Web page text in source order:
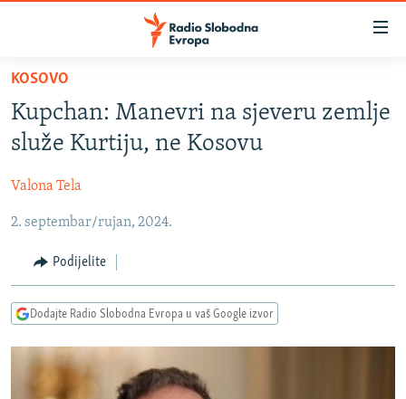
Pređite
glavni
sadržaj
na
navigaciju
Pređite
pretragu
BOSNA I HERCEGOVINA
KOSOVO
CRNA GORA
VIZUELNO
FOTOGALERIJE
INFOGRAFIKE
PODCASTI
RAT U UKRAJINI
KINA NA BALKANU
RSE PRIČE IZ SVIJETA
KOSOVO
Kupchan: Manevri na sjeveru zemlje
služe Kurtiju, ne Kosovu
Valona Tela
2. septembar/rujan, 2024.
Podijelite
Dodajte Radio Slobodna Evropa u vaš Google izvor